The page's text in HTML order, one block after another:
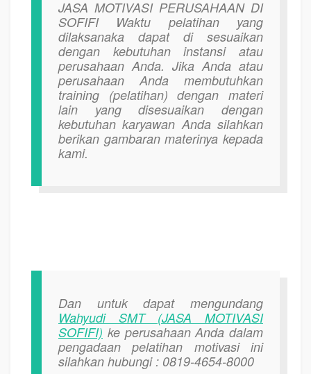
JASA MOTIVASI PERUSAHAAN DI
SOFIFIWaktu pelatihan yang
dilaksanaka dapat di sesuaikan
dengan kebutuhan instansi atau
perusahaan Anda. Jika Anda atau
perusahaan Anda membutuhkan
training (pelatihan) dengan materi
lain yang disesuaikan dengan
kebutuhan karyawan Anda silahkan
berikan gambaran materinya kepada
kami.
Dan untuk dapat mengundang
Wahyudi SMT (JASA MOTIVASI
SOFIFI) ke perusahaan Anda dalam
pengadaan pelatihan motivasi ini
silahkan hubungi : 0819-4654-8000